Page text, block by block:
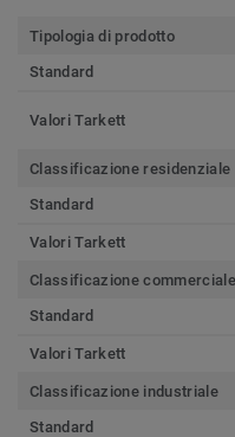
Tipologia di prodotto
Standard
Valori Tarkett
Classificazione residenziale
Standard
Valori Tarkett
Classificazione commerciale
Standard
Valori Tarkett
Classificazione industriale
Standard